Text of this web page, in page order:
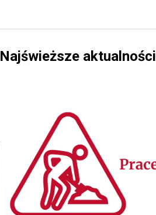
Najświeższe aktualności